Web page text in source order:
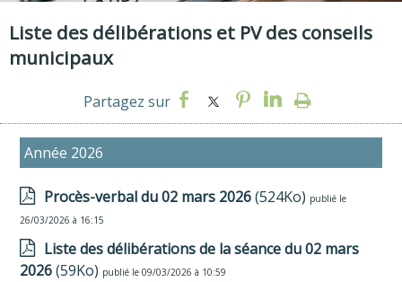
Liste des délibérations et PV des conseils
municipaux
Année 2026
Procès-verbal du 02 mars 2026(524Ko) publié le
26/03/2026 à 16:15
Liste des délibérations de la séance du 02 mars
2026(59Ko) publié le 09/03/2026 à 10:59